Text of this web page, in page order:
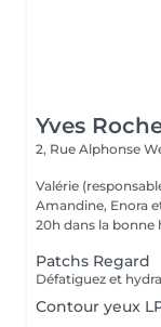
Yves
2, Rue Alphonse
Valérie
Amandine, Enora et vous accueillent toute la semaine de
20h dans la bonne
Patchs Regard
Contour yeux